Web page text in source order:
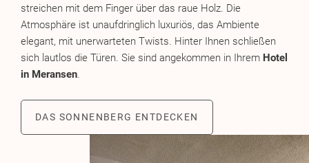
streichen mit dem Finger über das raue Holz. Die
Atmosphäre ist unaufdringlich luxuriös, das Ambiente
elegant, mit unerwarteten Twists. Hinter Ihnen schließen
sich lautlos die Türen. Sie sind angekommen in Ihrem Hotel
in Meransen.
DAS SONNENBERG ENTDECKEN